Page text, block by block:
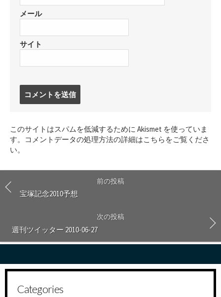
メール
サイト
す
る
このサイトはスパムを低減するために Akismet を使っていま
す。
コメントデータの処理方法の詳細はこちらをご覧くださ
い。
前の投稿
宝塚記念2010予想
次の投稿
週刊ツイッター 2010-06-27
Categories